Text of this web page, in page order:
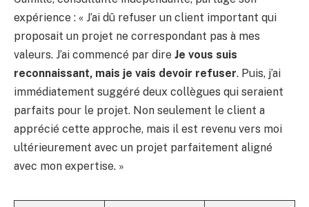
expérience : « J’ai dû refuser un client important qui
proposait un projet ne correspondant pas à mes
valeurs. J’ai commencé par dire Je vous suis
reconnaissant, mais je vais devoir refuser. Puis, j’ai
immédiatement suggéré deux collègues qui seraient
parfaits pour le projet. Non seulement le client a
apprécié cette approche, mais il est revenu vers moi
ultérieurement avec un projet parfaitement aligné
avec mon expertise. »